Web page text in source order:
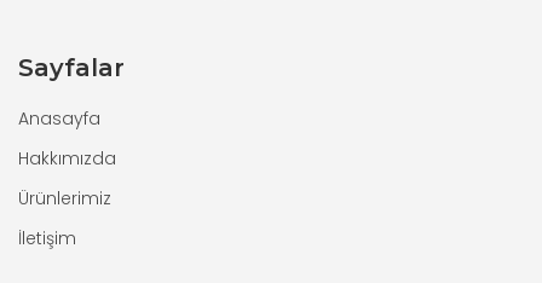
Sayfalar
Anasayfa
Hakkımızda
Ürünlerimiz
İletişim